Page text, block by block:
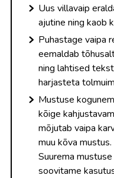
Uus villavaip
ajutine ning kaob
Puhastage vaipa
eemaldab
ning lahtised
harjasteta
Mustuse
kõige
mõjutab vaipa
muu kõva mustus.
Suurema
soovitame